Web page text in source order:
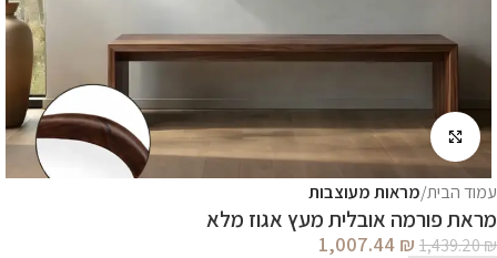
עמוד הבית מראות מעוצבות
מראת פורמה אובלית מעץ אגוז מלא
1,439.20₪
1,007.44 ₪
לחץ להגדלה